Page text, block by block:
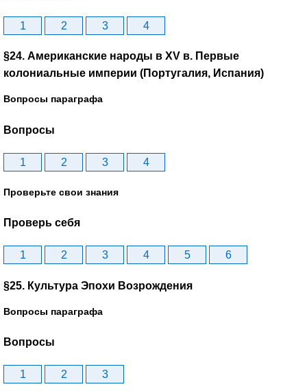
1 2 3 4
§24. Американские народы в XV в. Первые
колониальные империи (Португалия, Испания)
Вопросы параграфа
Вопросы
1 2 3 4
Проверьте свои знания
Проверь себя
1 2 3 4 5 6
§25. Культура Эпохи Возрождения
Вопросы параграфа
Вопросы
1 2 3